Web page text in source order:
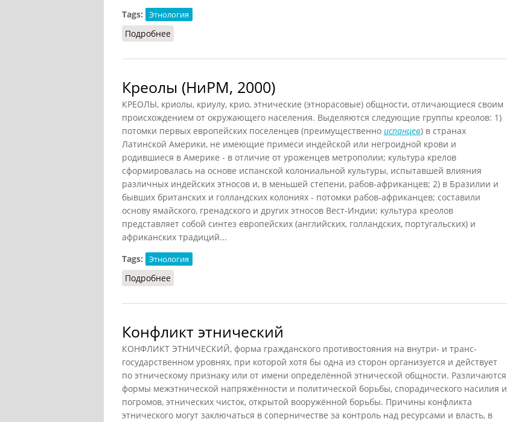
Tags:
Этнология
Подробнее
Креолы (НиРМ, 2000)
КРЕОЛЫ, криолы, криулу, крио, этнические (этнорасовые) общности, отличающиеся своим
происхождением от окружающего населения. Выделяются следующие группы креолов: 1)
потомки первых европейских поселенцев (преимущественно испанцев) в странах
Латинской Америки, не имеющие примеси индейской или негроидной крови и
родившиеся в Америке - в отличие от уроженцев метрополии; культура крелов
сформировалась на основе испанской колониальной культуры, испытавшей влияния
различных индейских этносов и, в меньшей степени, рабов-африканцев; 2) в Бразилии и
бывших британских и голландских колониях - потомки рабов-африканцев; составили
основу ямайского, гренадского и других этносов Вест-Индии; культура креолов
представляет собой синтез европейских (английских, голландских, португальских) и
африканских традиций...
Tags:
Этнология
Подробнее
Конфликт этнический
КОНФЛИКТ ЭТНИЧЕСКИЙ, форма гражданского противостояния на внутри- и транс-
государственном уровнях, при которой хотя бы одна из сторон организуется и действует
по этническому признаку или от имени определённой этнической общности. Различаются
формы межэтнической напряжённости и политической борьбы, спорадического насилия и
погромов, этнических чисток, открытой вооружённой борьбы. Причины конфликта
этнического могут заключаться в соперничестве за контроль над ресурсами и власть, в